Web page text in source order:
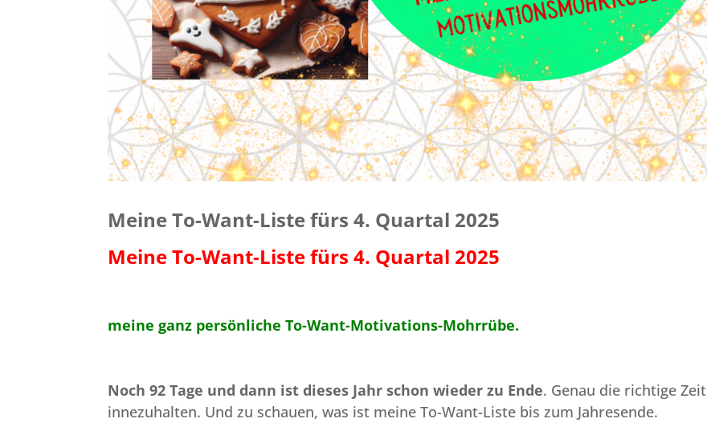
Meine To-Want-Liste fürs 4. Quartal 2025
Meine To-Want-Liste fürs 4. Quartal 2025
meine ganz persönliche To-Want-Motivations-Mohrrübe.
Noch 92 Tage und dann ist dieses Jahr schon wieder zu Ende. Genau die richtige Zeit
innezuhalten. Und zu schauen, was ist meine To-Want-Liste bis zum Jahresende.